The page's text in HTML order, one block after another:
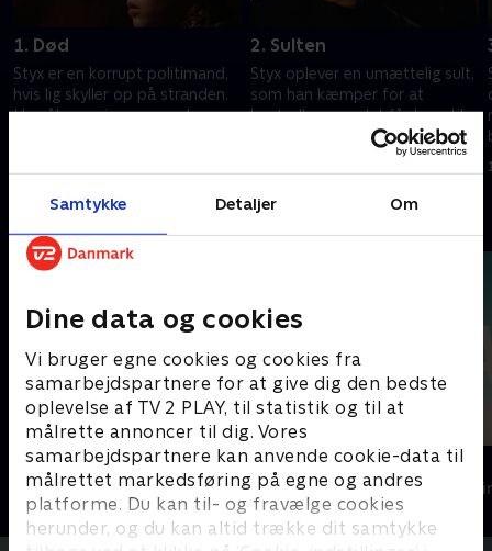
Samtykke Detaljer Om
Dine data og cookies
Vi bruger egne cookies og cookies fra
samarbejdspartnere for at give dig den bedste
oplevelse af TV 2 PLAY, til statistik og til at
målrette annoncer til dig. Vores
samarbejdspartnere kan anvende cookie-data til
målrettet markedsføring på egne og andres
platforme. Du kan til- og fravælge cookies
herunder, og du kan altid trække dit samtykke
1. Død
Styx er en korrupt politimand,
hvis lig skyller op på stranden.
Han åbner øjnene, men han
2. Sulten
Styx oplever en umættelig sult,
som han kæmper for at
kontrollere, og det får ham til
at søge hjælp hos Dr. Stijn
Andre så også
Jægerne
Krimi & Spænding • 1 sæsoner
The Au Pair
Krimi &